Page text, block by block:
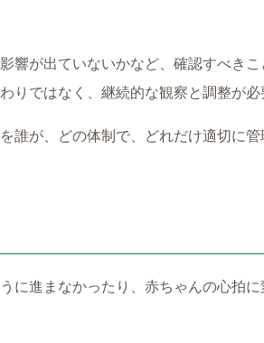
響が出ていないかなど、確認すべきこ
りではなく、継続的な観察と調整が必
誰が、どの体制で、どれだけ適切に管
に進まなかったり、赤ちゃんの心拍に